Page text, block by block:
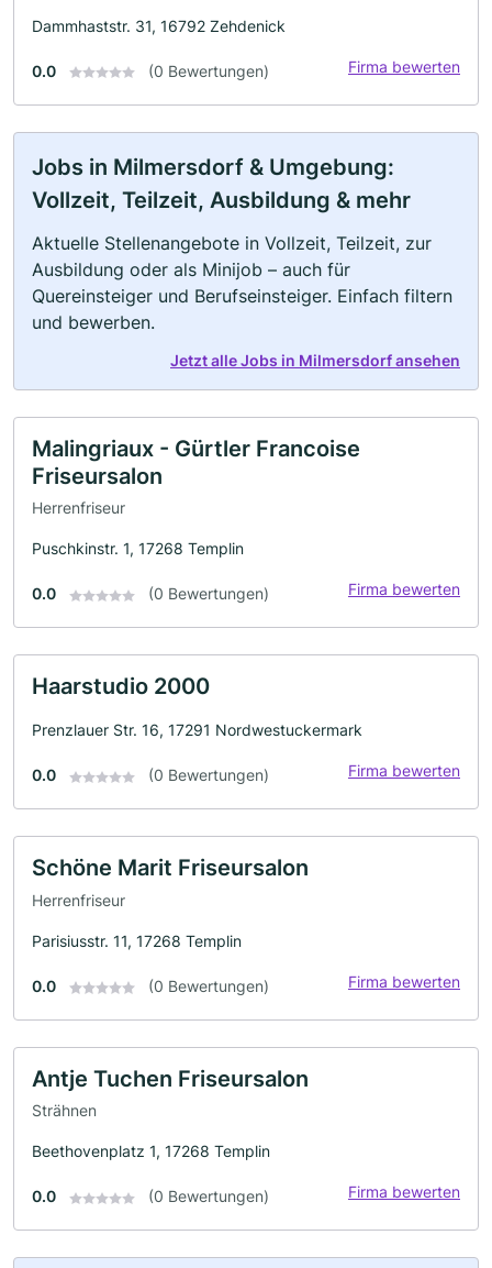
Dammhaststr. 31, 16792 Zehdenick
0.0 (0 Bewertungen) Firma bewerten
Jobs in Milmersdorf & Umgebung:
Vollzeit, Teilzeit, Ausbildung & mehr
Aktuelle Stellenangebote in Vollzeit, Teilzeit, zur
Ausbildung oder als Minijob – auch für
Quereinsteiger und Berufseinsteiger. Einfach filtern
und bewerben.
Jetzt alle Jobs in Milmersdorf ansehen
Malingriaux - Gürtler Francoise
Friseursalon
Herrenfriseur
Puschkinstr. 1, 17268 Templin
0.0 (0 Bewertungen) Firma bewerten
Haarstudio 2000
Prenzlauer Str. 16, 17291 Nordwestuckermark
0.0 (0 Bewertungen) Firma bewerten
Schöne Marit Friseursalon
Herrenfriseur
Parisiusstr. 11, 17268 Templin
0.0 (0 Bewertungen) Firma bewerten
Antje Tuchen Friseursalon
Strähnen
Beethovenplatz 1, 17268 Templin
0.0 (0 Bewertungen) Firma bewerten